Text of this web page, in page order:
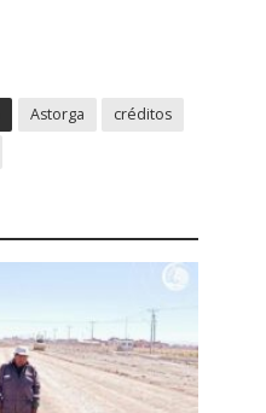
Astorga
créditos